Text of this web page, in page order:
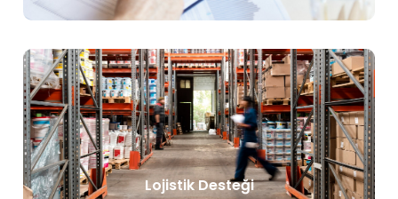
Lojistik Desteği